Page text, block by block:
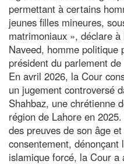
permettant à certains
jeunes filles mineures,
matrimoniaux », déclare à
Naveed, homme politique
président du parlement
En avril 2026, la Cour
un jugement controversé
Shahbaz, une chrétienne
région de Lahore en
des preuves de son âge
consentement,
islamique forcé, la Cour